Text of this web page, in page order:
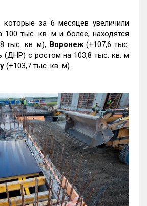
за 6 месяцев увеличили
100 тыс. кв. м и более, находятся
тыс. кв. м), Воронеж(+107,6 тыс.
(ДНР) с ростом на 103,8 тыс. кв. м
(+103,7 тыс. кв. м).